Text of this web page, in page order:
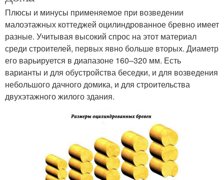
Плюсы и минусы применяемое при возведении
малоэтажных коттеджей оцилиндрованное бревно имеет
разные. Учитывая высокий спрос на этот материал
среди строителей, первых явно больше вторых. Диаметр
его варьируется в диапазоне 160–320 мм. Есть
варианты и для обустройства беседки, и для возведения
небольшого дачного домика, и для строительства
двухэтажного жилого здания.